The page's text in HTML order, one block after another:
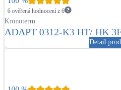
6 ověřená hodnocení z 6
Kronoterm
ADAPT 0312-K3 HT/ HK
Detail